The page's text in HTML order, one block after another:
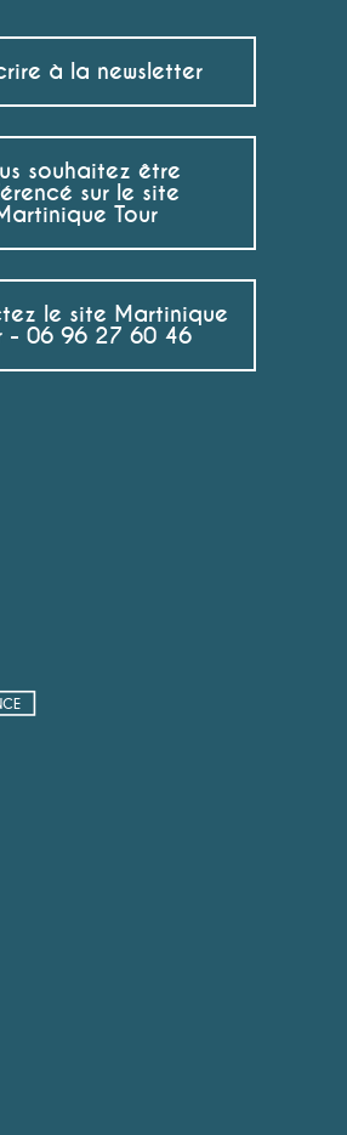
à la newsletter
souhaitez être
sur le site
Tour
le site Martinique
- 06 96 27 60 46